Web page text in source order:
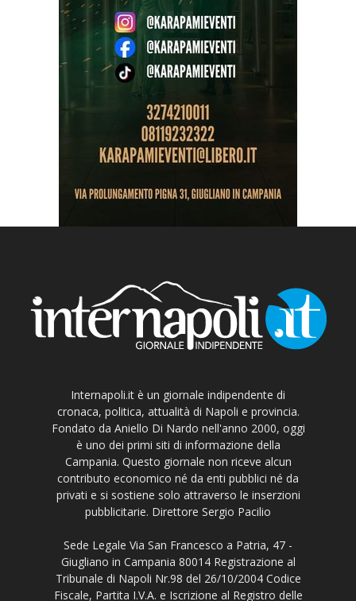
Internapoli.it è un giornale indipendente di
cronaca, politica, attualità di Napoli e provincia.
Fondato da Aniello Di Nardo nell'anno 2000, oggi
è uno dei primi siti di informazione della
Campania. Questo giornale non riceve alcun
contributo economico né da enti pubblici né da
privati e si sostiene solo attraverso le inserzioni
pubblicitarie. Direttore Sergio Pacilio
Sede Legale Via San Francesco a Patria, 47 -
Giugliano in Campania 80014 Registrazione al
Tribunale di Napoli Nr.98 del 26/10/2004 Codice
Fiscale, Partita I.V.A. e Iscrizione al Registro delle